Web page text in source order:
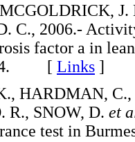
C., 2006.-
factor a in
[ Links ]
HARDMAN,
R., SNOW, D. et
test in